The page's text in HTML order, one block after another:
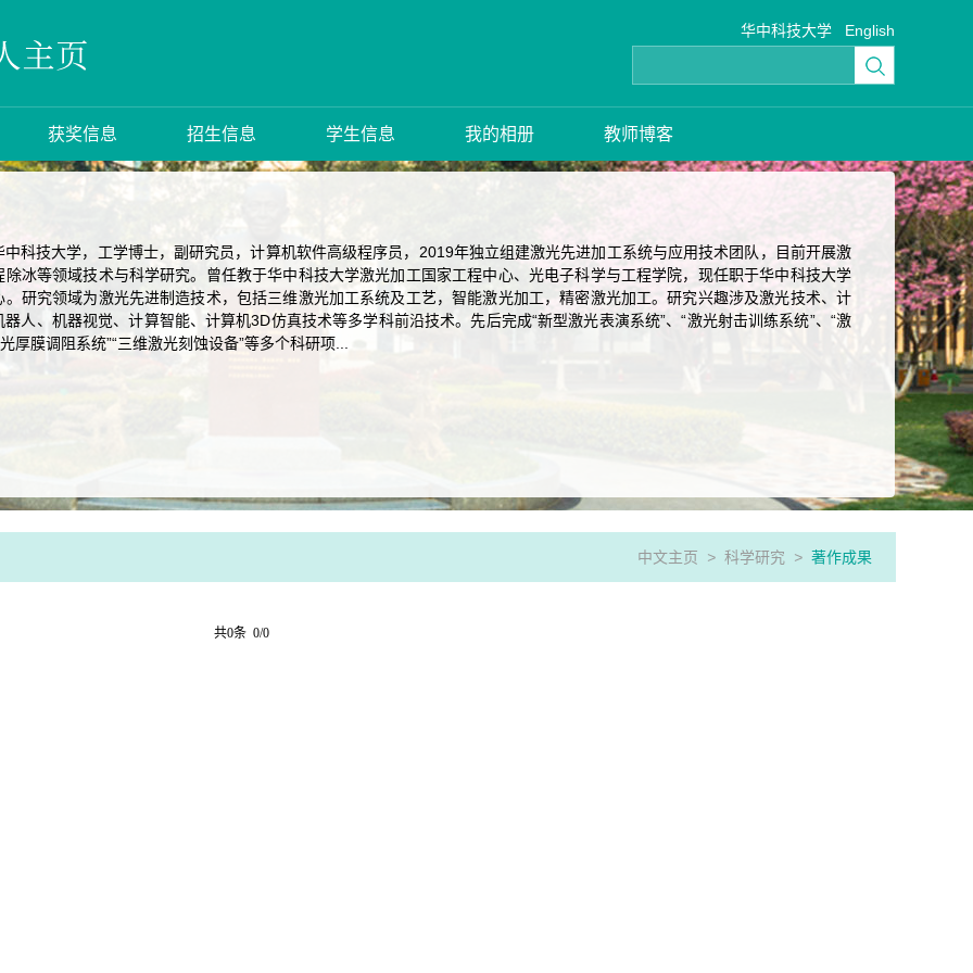
华中科技大学 English
获奖信息 招生信息 学生信息 我的相册 教师博客
科技大学，工学博士，副研究员，计算机软件高级程序员，2019年独立组建激光先进加工系统与应用技术团队，目前开展激
冰等领域技术与科学研究。曾任教于华中科技大学激光加工国家工程中心、光电子科学与工程学院，现任职于华中科技大学
研究领域为激光先进制造技术，包括三维激光加工系统及工艺，智能激光加工，精密激光加工。研究兴趣涉及激光技术、计
人、机器视觉、计算智能、计算机3D仿真技术等多学科前沿技术。先后完成“新型激光表演系统”、“激光射击训练系统”、“激
厚膜调阻系统”“三维激光刻蚀设备”等多个科研项...
中文主页 > 科学研究 > 著作成果
共0条 0/0